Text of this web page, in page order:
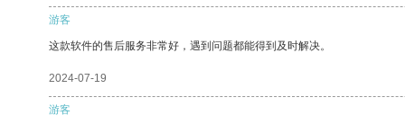
游客
这款软件的售后服务非常好，遇到问题都能得到及时解决。
2024-07-19
游客